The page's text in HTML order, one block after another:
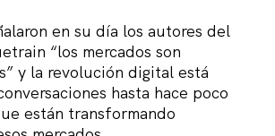
en su día los autores del
“los mercados son
y la revolución digital está
hasta hace poco
están transformando